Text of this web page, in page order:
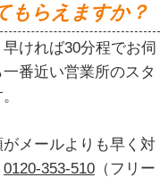
もらえますか？
ければ30分程でお伺
番近い営業所のスタ
メールよりも早く対
0120-353-510（フリー